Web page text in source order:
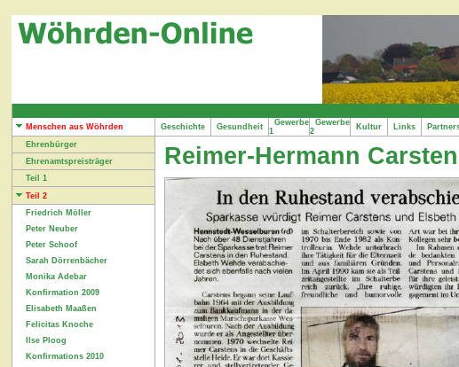
Menschen aus Wöhrden
Geschichte Gesundheit
Gewerbe
1
Gewerbe
2
Kultur Links
Ehrenbürger
Ehrenamtspreisträger
Teil 1
Teil 2
Friedrich Möller
Peter Neuber
Peter Schoof
Sarah Dörrenbächer
Monika Adebar
Konfirmation 2009
Elisabeth Maaßen
Felicitas Knoche
Ilse Ploog
Konfirmations 2010
Reimer-Hermann